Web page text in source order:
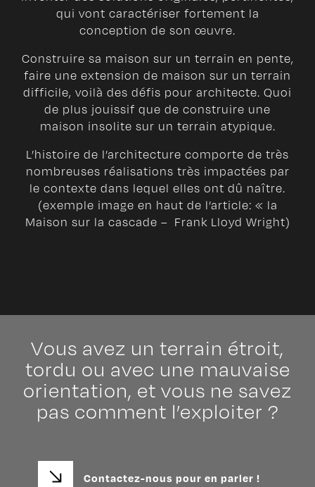
qui vont caractériser fortement la
conception de son œuvre.
Construire sa maison sur un terrain en pente,
faire une extension de maison sur un terrain
difficile, voilà des défis pour architecte. Quoi
de plus jouissif que de construire une
maison insolite sur un terrain atypique.
L’histoire de l’architecture comporte de très
nombreuses réalisations très impactées par
le contexte dans lequel elles ont dû naître.
(exemple image en haut de l’article: « la
Maison sur la cascade – Frank Lloyd Wright)
Vous avez un terrain étroit,
tordu ou avec une mauvaise
orientation, et vous ne savez
pas comment l’exploiter ?
Contactez-nous pour en parler !